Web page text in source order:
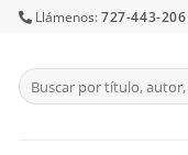
Skip
content
Llámenos:727-443-
Buscar
por: